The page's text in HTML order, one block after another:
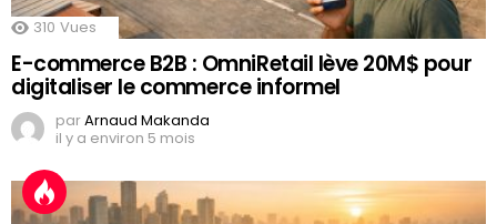
310 Vues
E-commerce B2B : OmniRetail lève 20M$ pour
digitaliser le commerce informel
parArnaud Makanda
il y a environ 5 mois